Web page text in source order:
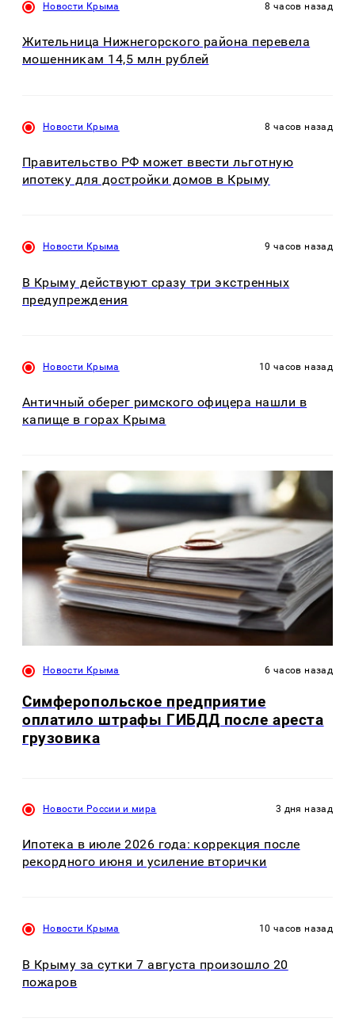
Новости Крыма 8 часов назад
Жительница Нижнегорского района перевела
мошенникам 14,5 млн рублей
Новости Крыма 8 часов назад
Правительство РФ может ввести льготную
ипотеку для достройки домов в Крыму
Новости Крыма 9 часов назад
В Крыму действуют сразу три экстренных
предупреждения
Новости Крыма 10 часов назад
Античный оберег римского офицера нашли в
капище в горах Крыма
Новости Крыма 6 часов назад
Симферопольское предприятие
оплатило штрафы ГИБДД после ареста
грузовика
Новости России и мира 3 дня назад
Ипотека в июле 2026 года: коррекция после
рекордного июня и усиление вторички
Новости Крыма 10 часов назад
В Крыму за сутки 7 августа произошло 20
пожаров